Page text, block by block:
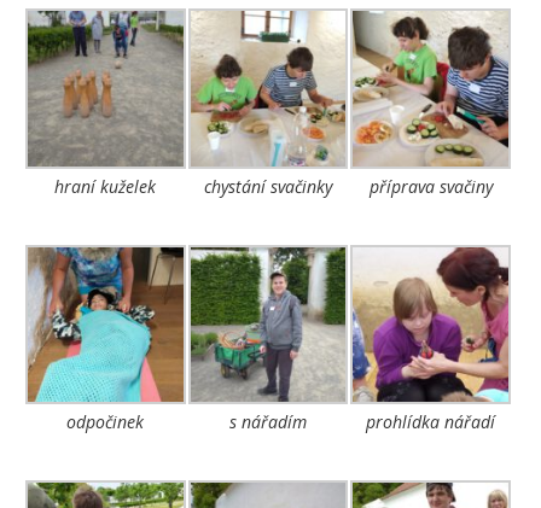
hraní kuželek chystání svačinky příprava svačiny
odpočinek s nářadím prohlídka nářadí